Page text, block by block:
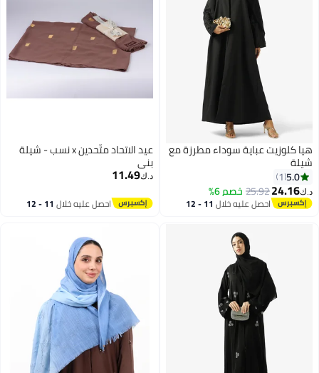
هيا كلوزيت عباية سوداء مطرزة مع
شيلة
5.0
1
د.ك‏24.16
25.92خصم 6%
احصل عليه خلال 11 - 12
عيد الاتحاد متّحدين x نسب - شيلة
بني
د.ك‏11.49
احصل عليه خلال 11 - 12